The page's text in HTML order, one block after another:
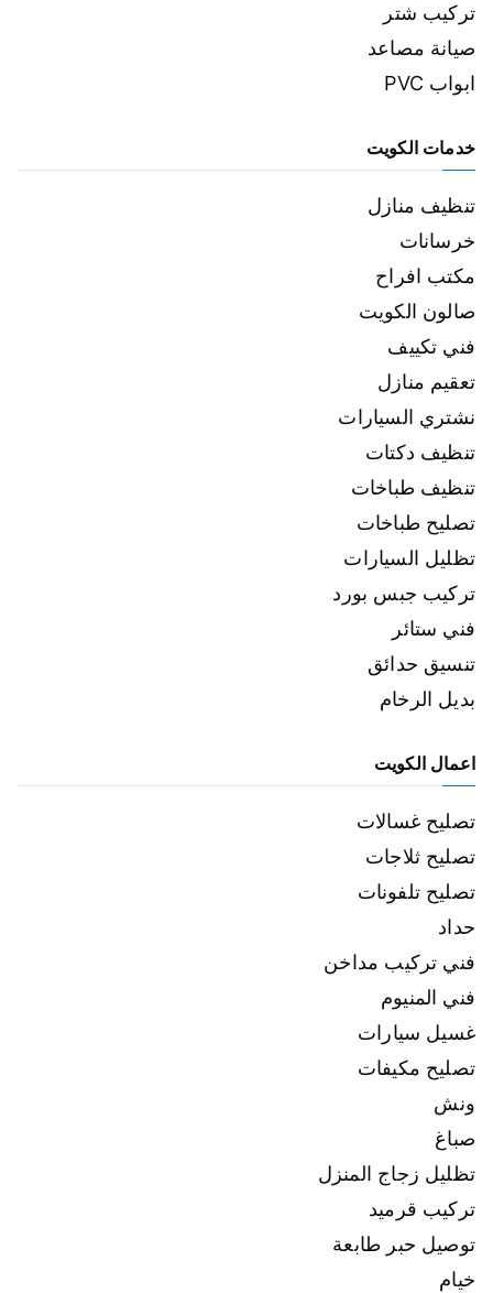
تركيب شتر
صيانة مصاعد
ابواب PVC
خدمات الكويت
تنظيف منازل
خرسانات
مكتب افراح
صالون الكويت
فني تكييف
تعقيم منازل
نشتري السيارات
تنظيف دكتات
تنظيف طباخات
تصليح طباخات
تظليل السيارات
تركيب جبس بورد
فني ستائر
تنسيق حدائق
بديل الرخام
اعمال الكويت
تصليح غسالات
تصليح ثلاجات
تصليح تلفونات
حداد
فني تركيب مداخن
فني المنيوم
غسيل سيارات
تصليح مكيفات
ونش
صباغ
تظليل زجاج المنزل
تركيب قرميد
توصيل حبر طابعة
خيام